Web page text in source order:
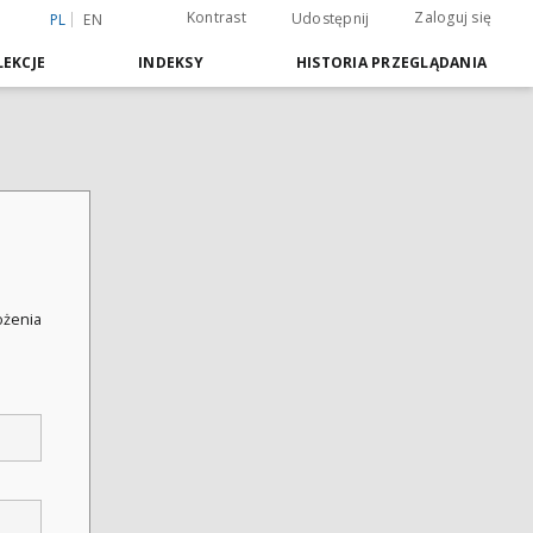
PL EN Kontrast Udostępnij Zaloguj się
INDEKSY HISTORIA PRZEGLĄDANIA